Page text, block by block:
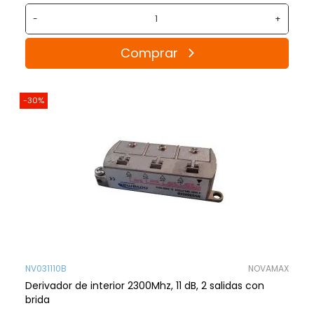
- +
Comprar
-30%
NV031110B NOVAMAX
Derivador de interior 2300Mhz, 11 dB, 2 salidas con
brida